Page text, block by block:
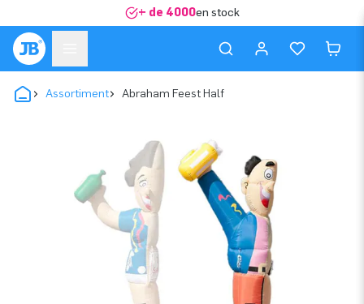
+ de 4000en stock
Assortiment Abraham Feest Half